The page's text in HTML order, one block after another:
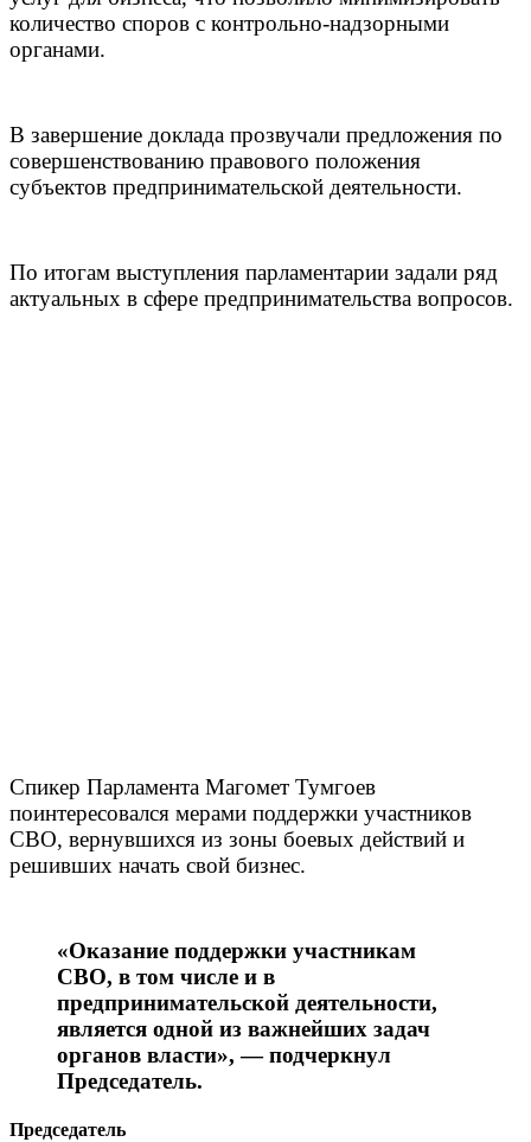
количество споров с контрольно-надзорными
органами.
В завершение доклада прозвучали предложения по
совершенствованию правового положения
субъектов предпринимательской деятельности.
По итогам выступления парламентарии задали ряд
актуальных в сфере предпринимательства вопросов.
Спикер Парламента Магомет Тумгоев
поинтересовался мерами поддержки участников
СВО, вернувшихся из зоны боевых действий и
решивших начать свой бизнес.
«Оказание поддержки участникам
СВО, в том числе и в
предпринимательской деятельности,
является одной из важнейших задач
органов власти», — подчеркнул
Председатель.
Председатель